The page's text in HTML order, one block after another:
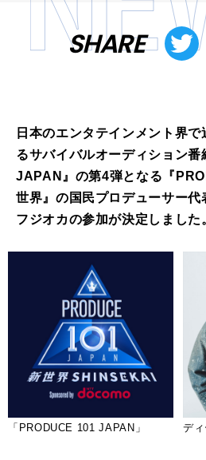
SHARE
日本のエンタテインメント界
るサバイバルオーディション
JAPAN』の第4弾となる『
世界』の国民プロデューサー代
フジオカの参加が決定しました
「PRODUCE 101 JAPAN」 デ